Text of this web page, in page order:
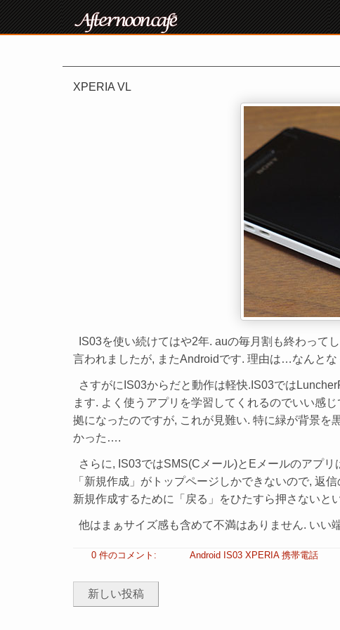
XPERIA VL
IS03を使い続けてはや2年. auの毎月割も終わって
言われましたが, またAndroidです. 理由は…なんと
さすがにIS03からだと動作は軽快.IS03では
ます. よく使うアプリを学習してくれるのでいい感
拠になったのですが, これが見難い. 特に緑が背景
かった….
さらに, IS03ではSMS(Cメール)とEメールのアプ
「新規作成」がトップページしかできないので, 返
新規作成するために「戻る」をひたすら押さない
他はまぁサイズ感も含めて不満はありません. いい
0 件のコメント: Android IS03 XPERIA 携帯電話
新しい投稿